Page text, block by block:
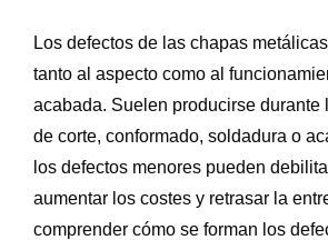
Los defectos de las chapas
tanto al aspecto como al
acabada. Suelen producirse durante
de corte, conformado, soldadura o
los defectos menores pueden
aumentar los costes y retrasar la
comprender cómo se forman los